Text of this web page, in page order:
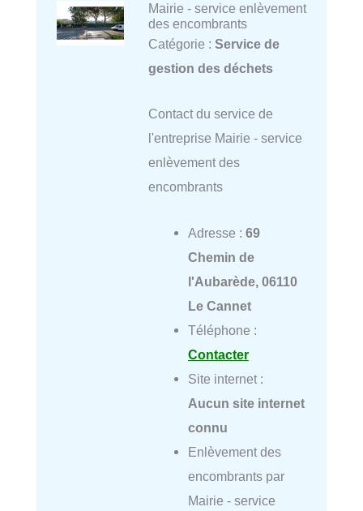
Mairie - service enlèvement
des encombrants
Catégorie : Service de
gestion des déchets
Contact du service de
l'entreprise Mairie - service
enlèvement des
encombrants
Adresse : 69
Chemin de
l'Aubarède, 06110
Le Cannet
Téléphone :
Contacter
Site internet :
Aucun site internet
connu
Enlèvement des
encombrants par
Mairie - service